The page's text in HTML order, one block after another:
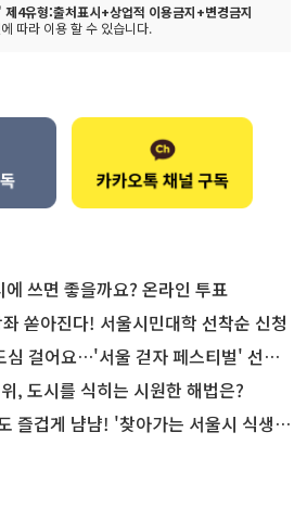
제4유형:출처표시+상업적 이용금지+변경금지
따라 이용 할 수 있습니다.
쓰면 좋을까요? 온라인 투표
쏟아진다! 서울시민대학 선착순 신청
어요…'서울 걷자 페스티벌' 선착순 5천명
, 도시를 식히는 시원한 해법은?
게 냠냠! '찾아가는 서울시 식생활 교육' 현장